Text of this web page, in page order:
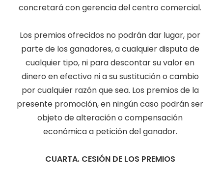
concretará con gerencia del centro comercial.
Los premios ofrecidos no podrán dar lugar, por
parte de los ganadores, a cualquier disputa de
cualquier tipo, ni para descontar su valor en
dinero en efectivo ni a su sustitución o cambio
por cualquier razón que sea. Los premios de la
presente promoción, en ningún caso podrán ser
objeto de alteración o compensación
económica a petición del ganador.
CUARTA. CESIÓN DE LOS PREMIOS